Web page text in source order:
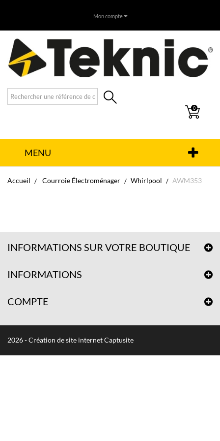
Mon compte
0
MENU
Accueil Courroie Électroménager Whirlpool AWM353
INFORMATIONS SUR VOTRE BOUTIQUE
INFORMATIONS
COMPTE
2026 - Création de site internet Captusite